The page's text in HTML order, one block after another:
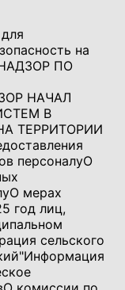
на
ПО
НАЧАЛ
В
ТЕРРИТОРИИ
персоналуО
О мерах
год лиц,
сельского
Информация